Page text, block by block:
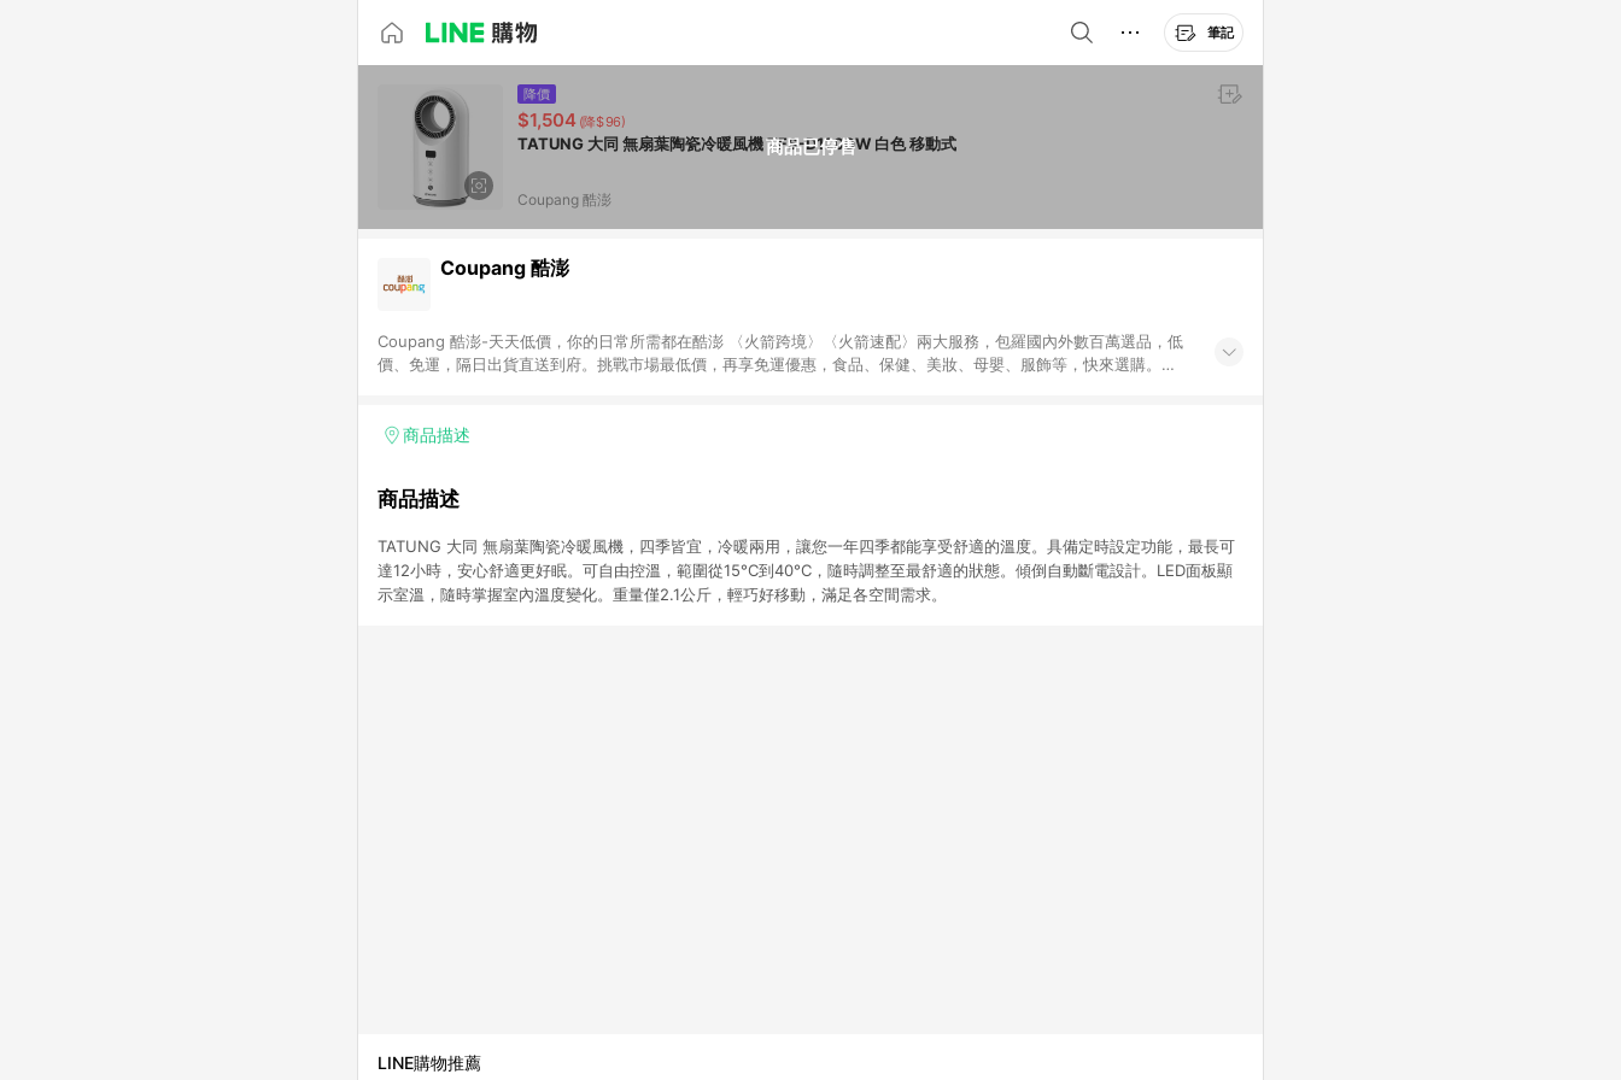
筆記
商品已停售
降價
$1,504 (降$96)
TATUNG 大同 無扇葉陶瓷冷暖風機 TFS-D1200W 白色 移動式
Coupang 酷澎
Coupang 酷澎
Coupang 酷澎-天天低價，你的日常所需都在酷澎 〈火箭跨境〉〈火箭速配〉兩大服務，包羅國內外數百萬選品，低
價、免運，隔日出貨直送到府。挑戰市場最低價，再享免運優惠，食品、保健、美妝、母嬰、服飾等，快來選購。
商品描述
商品描述
TATUNG 大同 無扇葉陶瓷冷暖風機，四季皆宜，冷暖兩用，讓您一年四季都能享受舒適的溫度。具備定時設定功能，最長可
達12小時，安心舒適更好眠。可自由控溫，範圍從15°C到40°C，隨時調整至最舒適的狀態。傾倒自動斷電設計。LED面板顯
示室溫，隨時掌握室內溫度變化。重量僅2.1公斤，輕巧好移動，滿足各空間需求。
LINE購物推薦